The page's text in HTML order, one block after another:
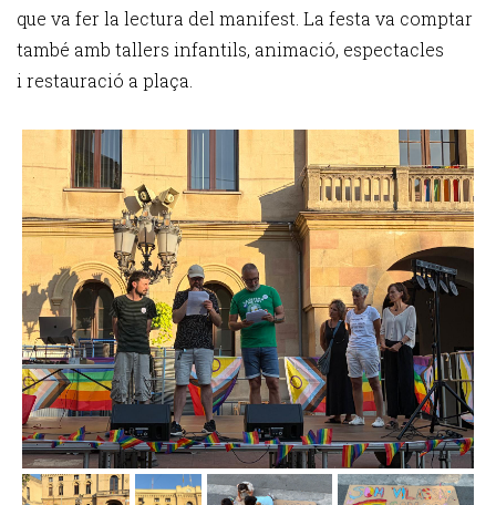
que va fer la lectura del manifest. La festa va comptar
també amb tallers infantils, animació, espectacles
i restauració a plaça.